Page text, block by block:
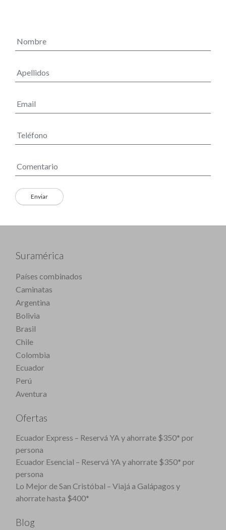
Suramérica
Países combinados
Caminatas
Argentina
Bolivia
Brasil
Chile
Colombia
Ecuador
Perú
Aventura
Ofertas
Ecuador Express – Reservá YA y ahorrate $350* por
persona
Ecuador Esencial – Reservá YA y ahorrate $350* por
persona
Lo Mejor de San Cristóbal – Viajá a Galápagos y
ahorrate hasta $400*
Blog